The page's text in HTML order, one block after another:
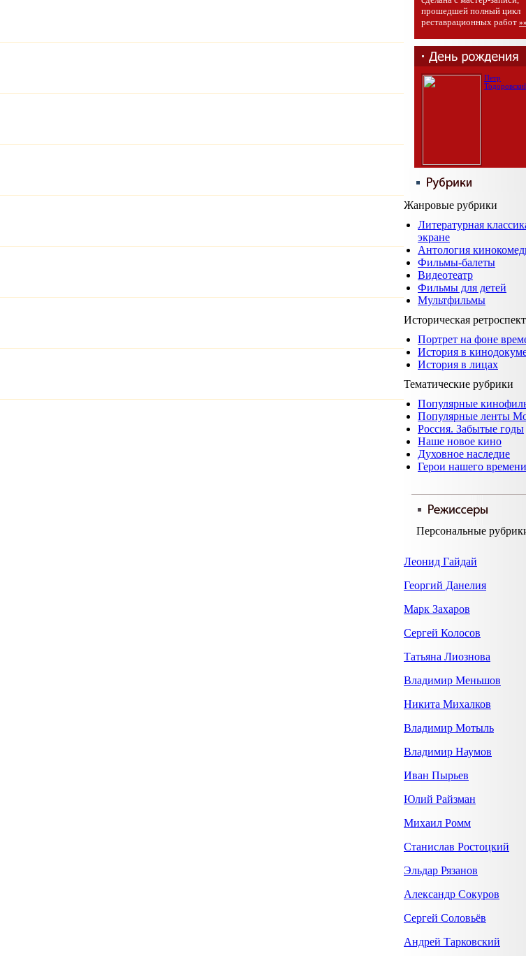
прошедшей полный цикл
реставрационных работ
Петр
Жанровые рубрики
Литературная
экране
Антология
Фильмы-балеты
Видеотеатр
Фильмы для детей
Мультфильмы
Историческая
Портрет на фоне
История в
История в лицах
Тематические рубрики
Популярные
Популярные ленты
Россия. Забытые годы
Наше новое кино
Духовное наследие
Герои нашего времени
Персональные
Леонид Гайдай
Георгий Данелия
Марк Захаров
Сергей Колосов
Татьяна Лиознова
Владимир Меньшов
Никита Михалков
Владимир Мотыль
Владимир Наумов
Иван Пырьев
Юлий Райзман
Михаил Ромм
Станислав Ростоцкий
Эльдар Рязанов
Александр Сокуров
Сергей Соловьёв
Андрей Тарковский